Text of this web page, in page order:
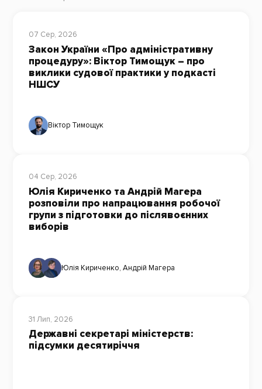
07 Сер, 2026
Закон України «Про адміністративну
процедуру»: Віктор Тимощук – про
виклики судової практики у подкасті
НШСУ
Віктор Тимощук
04 Сер, 2026
Юлія Кириченко та Андрій Магера
розповіли про напрацювання робочої
групи з підготовки до післявоєнних
виборів
Юлія Кириченко, Андрій Магера
31 Лип, 2026
Державні секретарі міністерств:
підсумки десятиріччя